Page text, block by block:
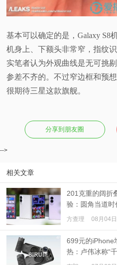
基本可以确定的是，Galaxy S8
机身上、下额头非常窄，指纹
实笔者认为外观曲线是无可挑
参差不齐的。不过窄边框和预
很期待三星这款旗舰。
分享到朋友圈
-->
相关文章
201克重的阔折
验：圆角当道
方查理 08月04
699元的iPhone
热：卢伟冰称“
或7月22日发布